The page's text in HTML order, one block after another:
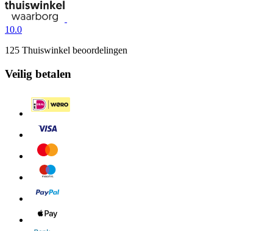
10.0
125 Thuiswinkel beoordelingen
Veilig betalen